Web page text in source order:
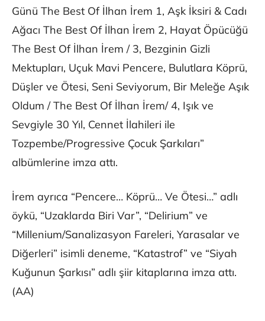
Günü The Best Of İlhan İrem 1, Aşk İksiri & Cadı
Ağacı The Best Of İlhan İrem 2, Hayat Öpücüğü
The Best Of İlhan İrem / 3, Bezginin Gizli
Mektupları, Uçuk Mavi Pencere, Bulutlara Köprü,
Düşler ve Ötesi, Seni Seviyorum, Bir Meleğe Aşık
Oldum / The Best Of İlhan İrem/ 4, Işık ve
Sevgiyle 30 Yıl, Cennet İlahileri ile
Tozpembe/Progressive Çocuk Şarkıları”
albümlerine imza attı.
İrem ayrıca “Pencere… Köprü… Ve Ötesi…” adlı
öykü, “Uzaklarda Biri Var”, “Delirium” ve
“Millenium/Sanalizasyon Fareleri, Yarasalar ve
Diğerleri” isimli deneme, “Katastrof” ve “Siyah
Kuğunun Şarkısı” adlı şiir kitaplarına imza attı.
(AA)